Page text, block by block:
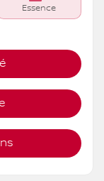
Essence